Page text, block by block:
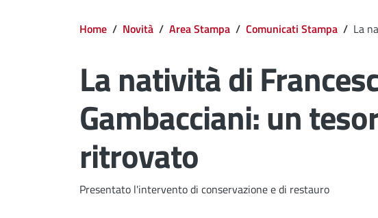
Briciole di pane
Home / Novità / Area Stampa / Comunicati Stampa / La
La natività di
Gambacciani: un
ritrovato
Dettagli
Presentato l'intervento di conservazione e di restauro